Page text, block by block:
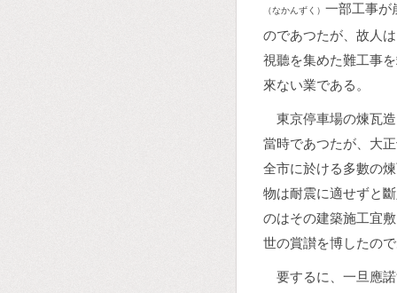
（なかんずく） 一部工事が
のであつたが、故人
視聽を集めた難工事
來ない業である。
東京停車場の煉瓦
當時であつたが、大
全市に於ける多數の
物は耐震に適せずと
のはその建築施工宜
世の賞讃を博したの
要するに、一旦應